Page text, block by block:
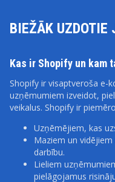
BIEŽĀK
Kas ir Shopify un kam
Shopify ir visaptveroša e-
uzņēmumiem izveidot,
veikalus. Shopify ir
Uzņēmējiem, kas
Maziem un
darbību.
Lieliem
pielāgojamus